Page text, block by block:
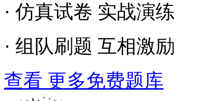
· 仿真试卷 实战演练
· 组队刷题 互相激励
查看 更多免费题库